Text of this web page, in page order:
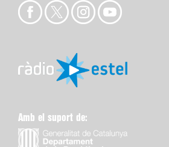
Amb el suport de: